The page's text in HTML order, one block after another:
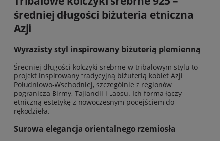
średniej długości biżuteria etniczna
Azji
Wyrazisty styl inspirowany biżuterią plemienną
Średniej długości kolczyki srebrne w tribalowym stylu to
projekt inspirowany tradycyjną biżuterią kobiet Azji
Południowo-Wschodniej, szczególnie z regionów
pogranicza Birmy, Tajlandii i Laosu. Ich forma łączy
etniczną estetykę z nowoczesnym podejściem do
rękodzieła.
Surowa elegancja orientalnego rzemiosła